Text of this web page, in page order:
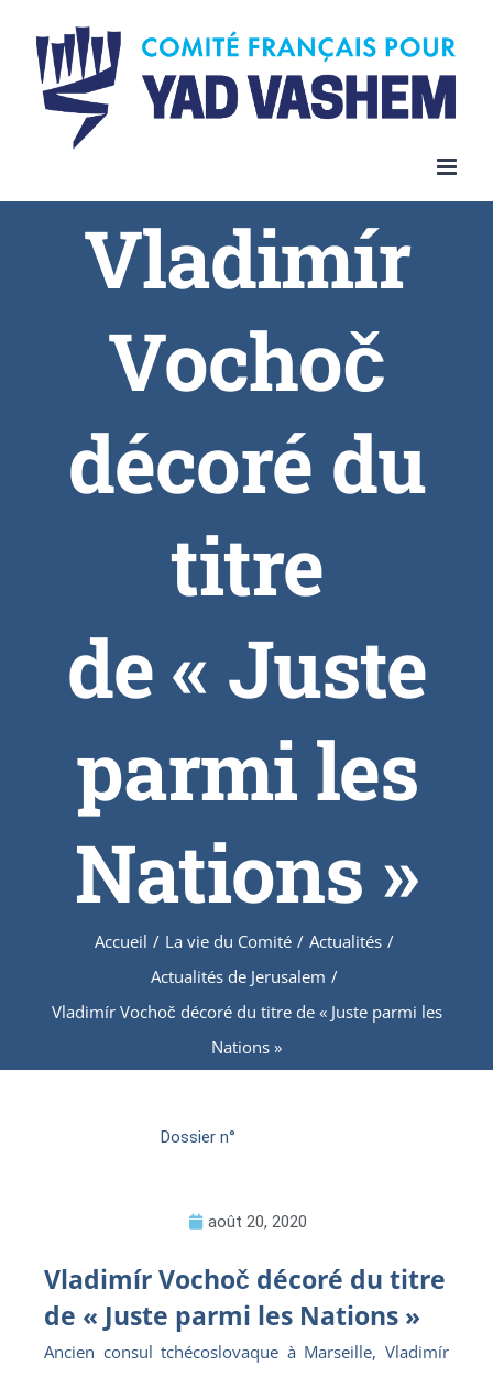
Vladimír
Vochoč
décoré du
titre
de « Juste
parmi les
Nations »
Accueil / La vie du Comité / Actualités /
Actualités de Jerusalem /
Vladimír Vochoč décoré du titre de « Juste parmi les
Nations »
Dossier n°
août 20, 2020
Vladimír Vochoč décoré du titre
de « Juste parmi les Nations »
Ancien consul tchécoslovaque à Marseille, Vladimír